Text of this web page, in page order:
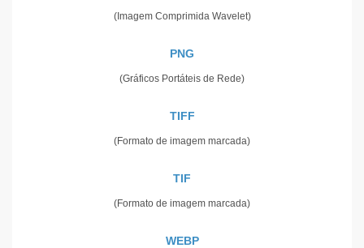
(Imagem Comprimida Wavelet)
PNG
(Gráficos Portáteis de Rede)
TIFF
(Formato de imagem marcada)
TIF
(Formato de imagem marcada)
WEBP